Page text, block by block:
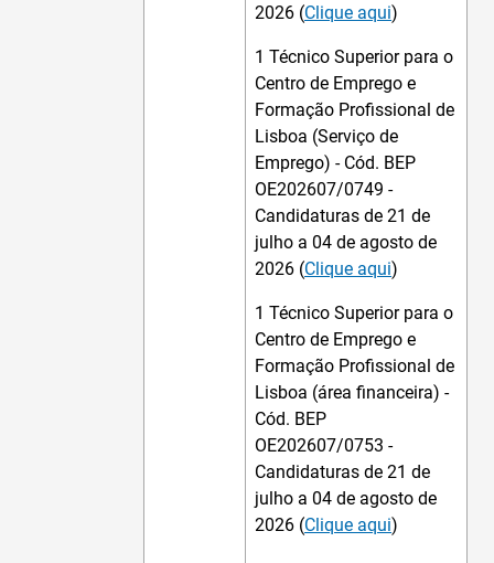
2026 (Clique aqui)
1 Técnico Superior para o
Centro de Emprego e
Formação Profissional de
Lisboa (Serviço de
Emprego) - Cód. BEP
OE202607/0749 -
Candidaturas de 21 de
julho a 04 de agosto de
2026 (Clique aqui)
1 Técnico Superior para o
Centro de Emprego e
Formação Profissional de
Lisboa (área financeira) -
Cód. BEP
OE202607/0753 -
Candidaturas de 21 de
julho a 04 de agosto de
2026 (Clique aqui)